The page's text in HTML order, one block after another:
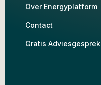
Over Energyplatform
Contact
Gratis Adviesgesprek